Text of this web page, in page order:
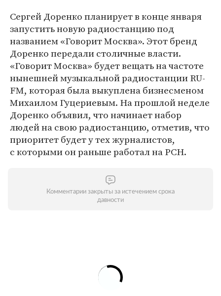
Сергей Доренко планирует в конце января
запустить новую радиостанцию под
названием «Говорит Москва». Этот бренд
Доренко передали столичные власти.
«Говорит Москва» будет вещать на частоте
нынешней музыкальной радиостанции RU-
FM, которая была выкуплена бизнесменом
Михаилом Гуцериевым. На прошлой неделе
Доренко объявил, что начинает набор
людей на свою радиостанцию, отметив, что
приоритет будет у тех журналистов,
с которыми он раньше работал на РСН.
Комментарии закрыты за истечением срока
давности